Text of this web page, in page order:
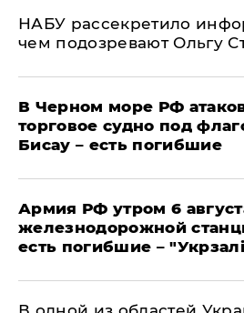
НАБУ рассекретило
чем подозревают Ольгу
В Черном море РФ
торговое судно под
Бисау – есть погибшие
Армия РФ утром 6
железнодорожной
есть погибшие –